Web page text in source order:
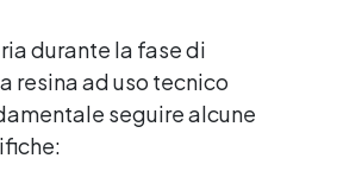
durante la fase di
resina ad uso tecnico
seguire alcune